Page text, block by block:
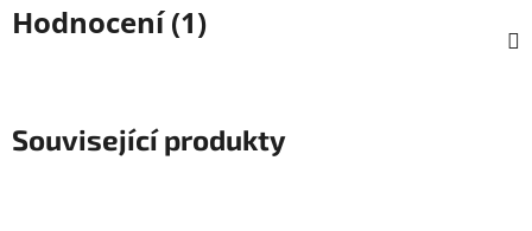
Hodnocení (1)
Související produkty